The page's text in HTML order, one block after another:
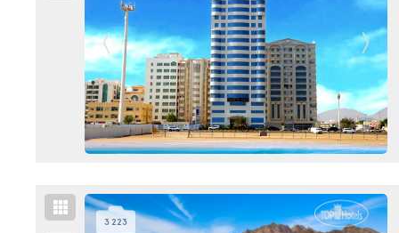
3 223